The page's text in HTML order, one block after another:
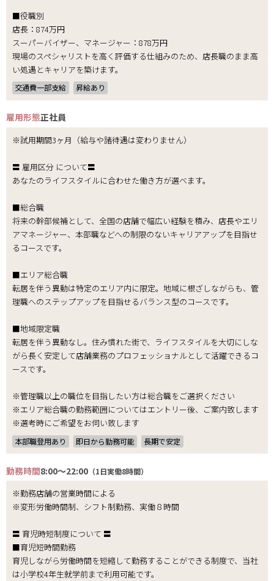
■役職別
店長：874万円
スーパーバイザー、マネージャー：878万円
現場のスペシャリストを高く評価する仕組みのため、店長職のまま高
い処遇とキャリアを築けます。
交通費一部支給 昇給あり
雇用形態正社員
※試用期間3ヶ月（給与や諸待遇は変わりません）
〓 雇用区分 について〓
あなたのライフスタイルに合わせた働き方が選べます。
■総合職
将来の幹部候補として、全国の店舗で幅広い経験を積み、店長やエリ
アマネージャー、本部職などへの制限のないキャリアアップを目指せ
るコースです。
■エリア総合職
転居を伴う異動は特定のエリア内に限定。地域に根ざしながらも、管
理職へのステップアップを目指せるバランス型のコースです。
■地域限定職
転居を伴う異動なし。住み慣れた街で、ライフスタイルを大切にしな
がら長く安定して店舗業務のプロフェッショナルとして活躍できるコ
ースです。
※管理職以上の職位を目指したい方は総合職をご選択ください
※エリア総合職の勤務範囲についてはエントリー後、ご案内致します
※選考時にご希望をお伺い致します
本部職登用あり 即日から勤務可能 長期で安定
勤務時間8:00～22:00 （1日実働8時間）
※勤務店舗の営業時間による
※変形労働時間制、シフト制勤務、実働８時間
〓 育児時短制度について 〓
■育児短時間勤務
育児しながら労働時間を短縮して勤務することができる制度で、当社
は小学校4年生就学前まで利用可能です。